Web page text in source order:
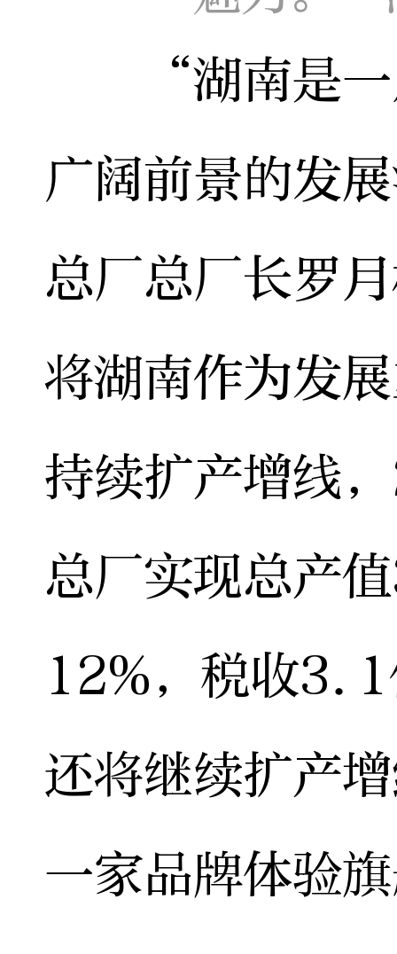
“湖南是一
广阔前景的发
总厂总厂长罗
将湖南作为发
持续扩产增线
总厂实现总产
12%，税收
还将继续扩产
一家品牌体验